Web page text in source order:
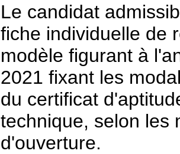
Le candidat
fiche individuelle de
modèle figurant à
2021 fixant les
du certificat
technique, selon les
d'ouverture.